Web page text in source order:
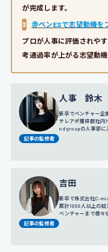
が完成します。
3
赤ペンESで志望動機を
プロが人事に評価されや
考通過率が上がる志望動機
記事の監修者
人事 鈴木
新卒でベンチャー企
テレアポ獲得数社内
nd groupの人事部に
記事の監修者
吉田
新卒で株式会社C-
累計1000人以上の就
ベンチャーまで様々